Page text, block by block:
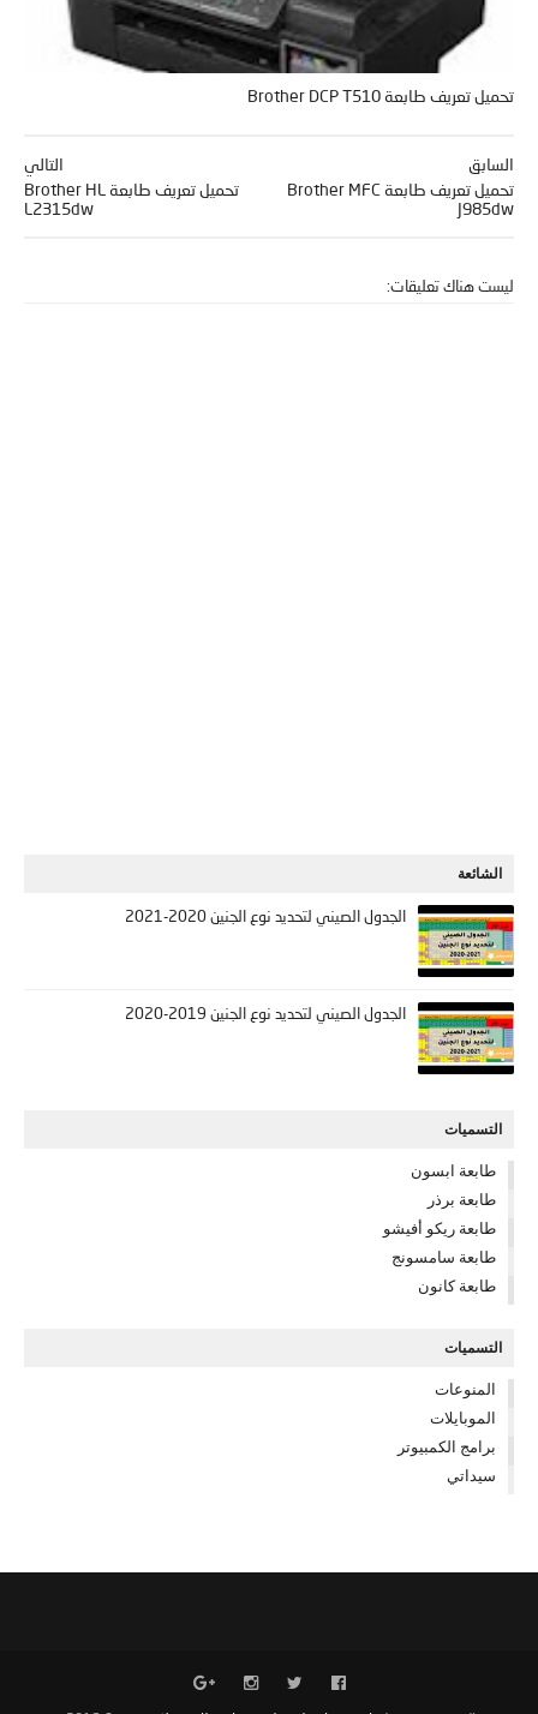
تحميل تعريف طابعة Brother DCP T510
التالي
تحميل تعريف طابعة Brother HL
L2315dw
السابق
تحميل تعريف طابعة Brother MFC
J985dw
ليست هناك تعليقات:
الشائعة
الجدول الصيني لتحديد نوع الجنين 2020-2021
الجدول الصيني لتحديد نوع الجنين 2019-2020
التسميات
طابعة ابسون
طابعة برذر
طابعة ريكو أفيشو
طابعة سامسونج
طابعة كانون
التسميات
المنوعات
الموبايلات
برامج الكمبيوتر
سيداتي